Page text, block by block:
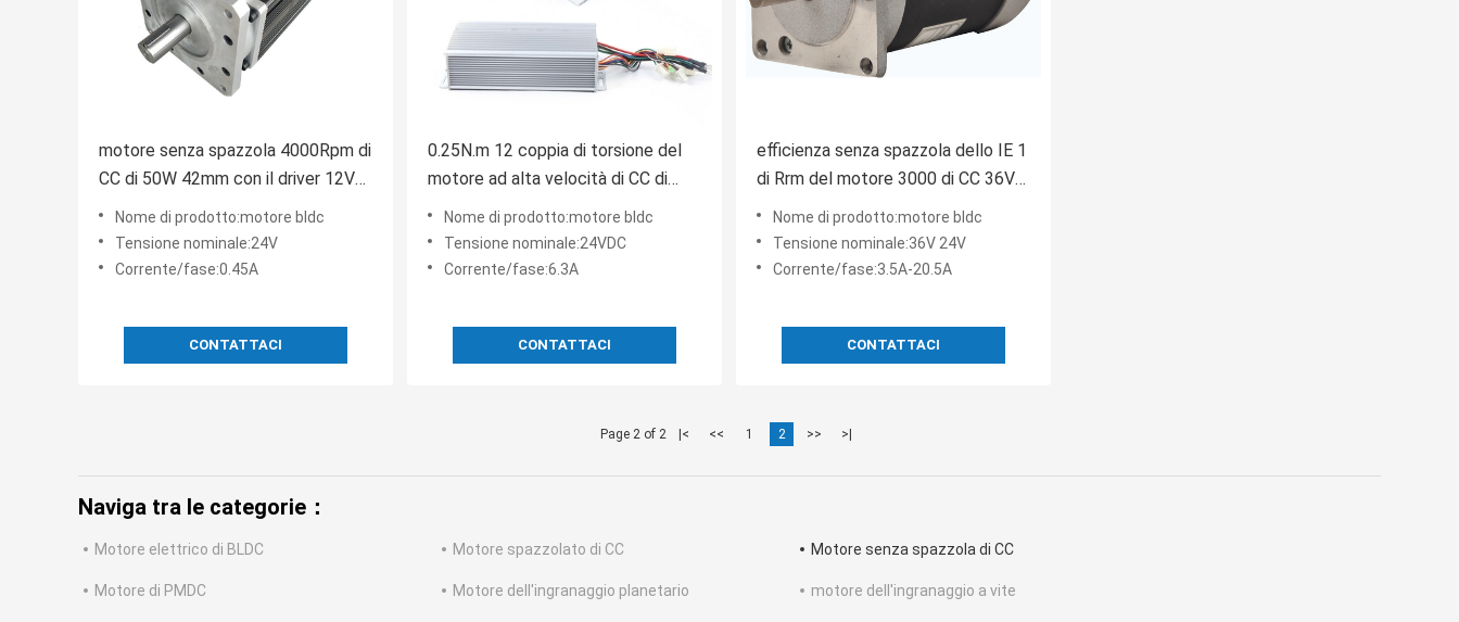
motore senza spazzola 4000Rpm di
CC di 50W 42mm con il driver 12V
24v 30V 0A 8A
Nome di prodotto:motore bldc
Tensione nominale:24V
Corrente/fase:0.45A
CONTATTACI
0.25N.m 12 coppia di torsione del
motore ad alta velocità di CC di
volt 4000RPM alta
Nome di prodotto:motore bldc
Tensione nominale:24VDC
Corrente/fase:6.3A
CONTATTACI
efficienza senza spazzola dello IE 1
di Rrm del motore 3000 di CC 36V
di 57mm per la macchina elettrica
Nome di prodotto:motore bldc
Tensione nominale:36V 24V
Corrente/fase:3.5A-20.5A
CONTATTACI
Page 2 of 2 |< << 1 2 >> >|
Naviga tra le categorie：
Motore elettrico di BLDC Motore spazzolato di CC Motore senza spazzola di CC
Motore di PMDC Motore dell'ingranaggio planetario motore dell'ingranaggio a vite